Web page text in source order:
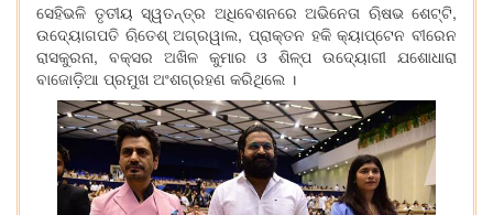
ସେହିଭଳି ତୃତୀୟ ସ୍ୱତନ୍ତ୍ର ଅଧିବେଶନରେ ଅଭିନେତା ଋିଷଭ ଶେଟ୍ଟି,
ଉଦ୍ୟୋଗପତି ଋିତେଶ୍ ଅଗ୍ରୱାଲ, ପ୍ରାକ୍ତନ ହକି କ୍ୟାପ୍ଟେନ ବୀରେନ
ରାସକୁରନା, ବକ୍ସର ଅଖିଳ କୁମାର ଓ ଶିଳ୍ପ ଉଦ୍ୟୋଗୀ ଯଶୋଧାରା
ବାଜୋଡ଼ିଆ ପ୍ରମୁଖ ଅଂଶଗ୍ରହଣ କରିଥିଲେ ।